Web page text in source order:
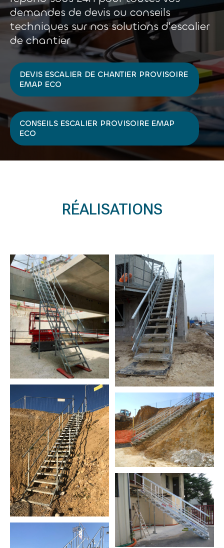
demandes de devis ou conseils
techniques sur nos solutions d'escalier
de chantier
DEVIS ESCALIER DE CHANTIER PROVISOIRE
EMAP ECO
CONSEILS ESCALIER PROVISOIRE EMAP
ECO
RÉALISATIONS